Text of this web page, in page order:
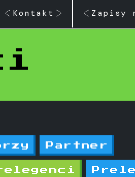
Kontakt Zapisy
Partner